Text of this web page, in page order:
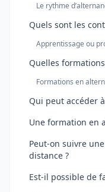
Le rythme
Quels sont les
Apprentissage ou
Quelles
Formations en
Qui peut accéder
Une formation en
Peut-on suivre
distance ?
Est-il possible de